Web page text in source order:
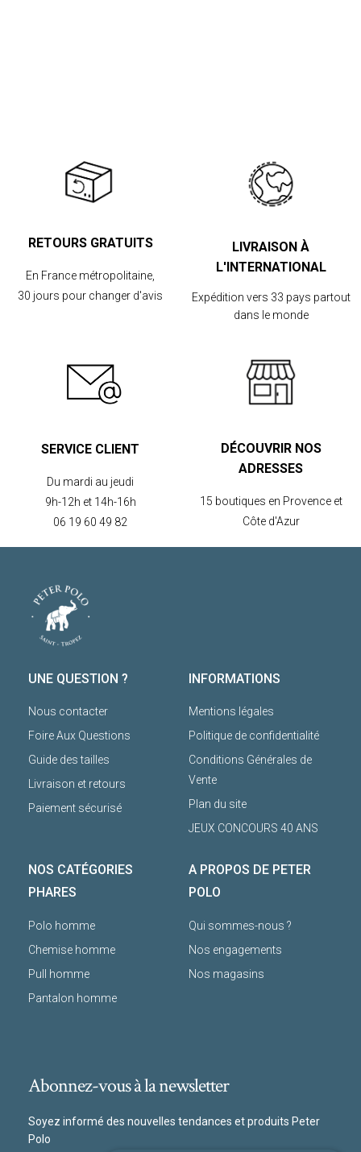
RETOURS GRATUITS
En France métropolitaine,
30 jours pour changer d'avis
LIVRAISON À
L'INTERNATIONAL
Expédition vers 33 pays partout
dans le monde
SERVICE CLIENT
Du mardi au jeudi
9h-12h et 14h-16h
06 19 60 49 82
DÉCOUVRIR NOS
ADRESSES
15 boutiques en Provence et
Côte d'Azur
UNE QUESTION ?
Nous contacter
Foire Aux Questions
Guide des tailles
Livraison et retours
Paiement sécurisé
INFORMATIONS
Mentions légales
Politique de confidentialité
Conditions Générales de
Vente
Plan du site
JEUX CONCOURS 40 ANS
NOS CATÉGORIES
PHARES
Polo homme
Chemise homme
Pull homme
Pantalon homme
A PROPOS DE PETER
POLO
Qui sommes-nous ?
Nos engagements
Nos magasins
Abonnez-vous à la newsletter
Soyez informé des nouvelles tendances et produits Peter
Polo